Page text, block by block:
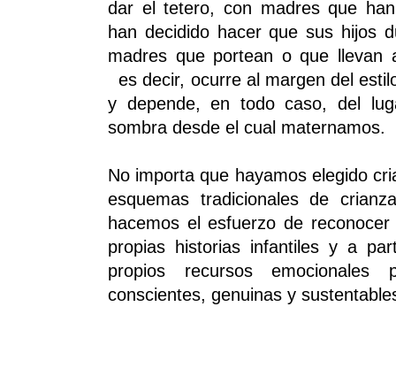
dar el tetero, con madres que
han decidido hacer que sus hijos
madres que portean o que llevan
es decir, ocurre al margen del
y depende, en todo caso, del
sombra desde el cual maternamos.
No importa que hayamos elegido
esquemas tradicionales de
hacemos el esfuerzo de
propias historias infantiles y a
propios recursos emocionales
conscientes, genuinas y